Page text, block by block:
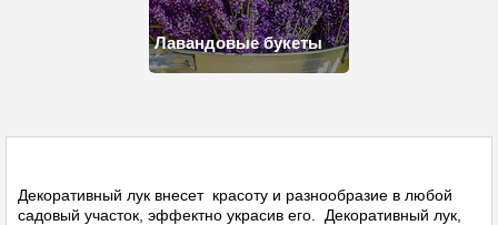
Лавандовые букеты
Декоративный лук внесет красоту и разнообразие в любой
садовый участок, эффектно украсив его. Декоративный лук,